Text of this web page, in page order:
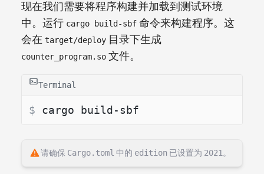
现在我们需要将程序构建并加载到测试环境
中。运行 cargo build-sbf 命令来构建程序。这
会在 target/deploy 目录下生成
counter_program.so 文件。
Terminal
$ cargo build-sbf
请确保 Cargo.toml 中的 edition 已设置为 2021。